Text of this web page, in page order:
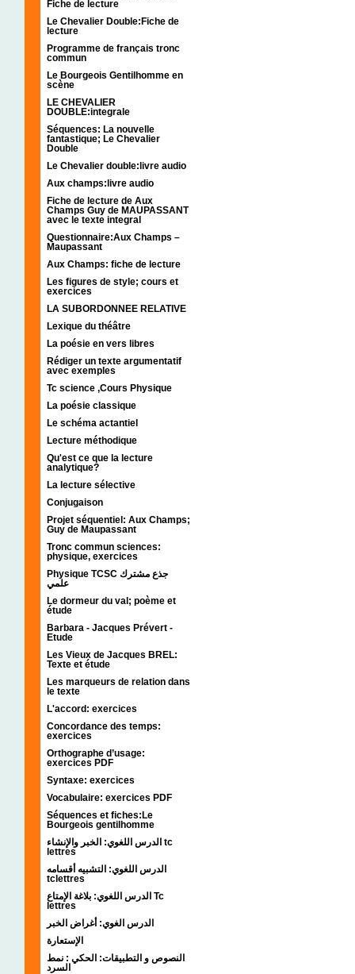
Fiche de lecture
Le Chevalier Double:Fiche de
lecture
Programme de français tronc
commun
Le Bourgeois Gentilhomme en
scène
LE CHEVALIER
DOUBLE:integrale
Séquences: La nouvelle
fantastique; Le Chevalier
Double
Le Chevalier double:livre audio
Aux champs:livre audio
Fiche de lecture de Aux
Champs Guy de MAUPASSANT
avec le texte integral
Questionnaire:Aux Champs –
Maupassant
Aux Champs: fiche de lecture
Les figures de style; cours et
exercices
LA SUBORDONNEE RELATIVE
Lexique du théâtre
La poésie en vers libres
Rédiger un texte argumentatif
avec exemples
Tc science ,Cours Physique
La poésie classique
Le schéma actantiel
Lecture méthodique
Qu'est ce que la lecture
analytique?
La lecture sélective
Conjugaison
Projet séquentiel: Aux Champs;
Guy de Maupassant
Tronc commun sciences:
physique, exercices
Physique TCSC جذع مشترك
علمي
Le dormeur du val; poème et
étude
Barbara - Jacques Prévert -
Etude
Les Vieux de Jacques BREL:
Texte et étude
Les marqueurs de relation dans
le texte
L'accord: exercices
Concordance des temps:
exercices
Orthographe d’usage:
exercices PDF
Syntaxe: exercices
Vocabulaire: exercices PDF
Séquences et fiches:Le
Bourgeois gentilhomme
الدرس اللغوي: الخبر والإنشاء tc
lettres
الدرس اللغوي: التشبيه أقسامه
tclettres
الدرس اللغوي: بلاغة الإمتاع Tc
lettres
الدرس الغوي: أغراض الخبر
الإستعارة
النصوص و التطبيقات: الحكي : نمط
السرد